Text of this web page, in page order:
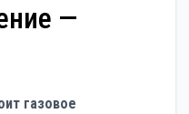
—
газовое